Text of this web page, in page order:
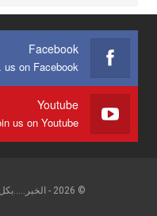
Facebook
Youtube
us on Youtube
© 2026 - الخبر.....بكل شفافية. All Rights Reserved.